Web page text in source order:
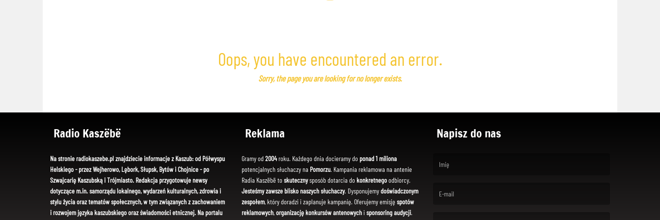
Oops, you have encountered an error.
Sorry, the page you are looking for no longer exists.
Radio Kaszëbë
Na stronie radiokaszebe.pl znajdziecie informacje z Kaszub: od Półwyspu
Helskiego - przez Wejherowo, Lębork, Słupsk, Bytów i Chojnice - po
Szwajcarię Kaszubską i Trójmiasto. Redakcja przygotowuje newsy
dotyczące m.in. samorządu lokalnego, wydarzeń kulturalnych, zdrowia i
stylu życia oraz tematów społecznych, w tym związanych z zachowaniem
i rozwojem języka kaszubskiego oraz świadomości etnicznej. Na portalu
Reklama
Gramy od 2004roku. Każdego dnia docieramy do ponad 1 miliona
potencjalnych słuchaczy na Pomorzu. Kampania reklamowa na antenie
Radia Kaszëbë toskutecznysposób dotarcia dokonkretnegoodbiorcy.
Jesteśmy zawsze blisko naszych słuchaczy. Dysponujemydoświadczonym
zespołem, który doradzi i zaplanuje kampanię. Oferujemy emisję spotów
reklamowych,organizację konkursów antenowychi sponsoring audycji.
Napisz do nas